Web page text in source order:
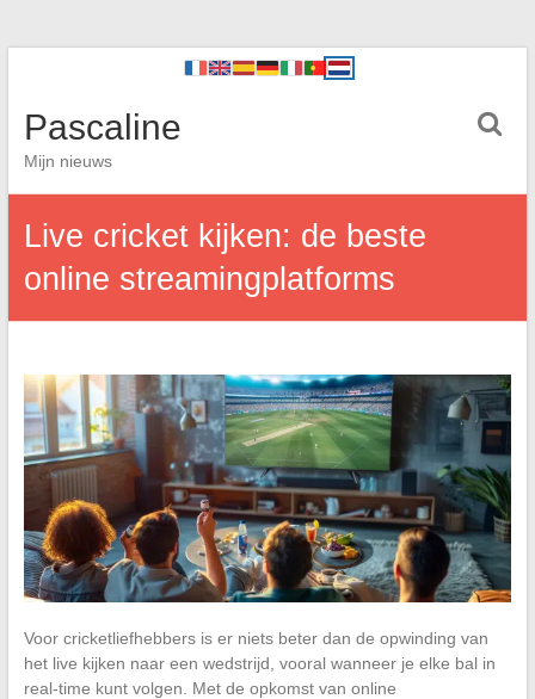
Pascaline
Mijn nieuws
Live cricket kijken: de beste
online streamingplatforms
Voor cricketliefhebbers is er niets beter dan de opwinding van
het live kijken naar een wedstrijd, vooral wanneer je elke bal in
real-time kunt volgen. Met de opkomst van online